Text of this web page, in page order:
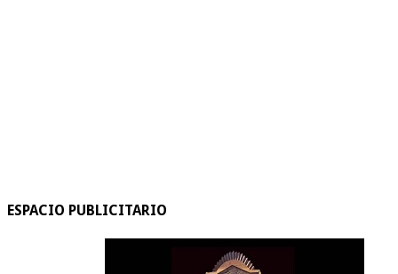
ESPACIO PUBLICITARIO